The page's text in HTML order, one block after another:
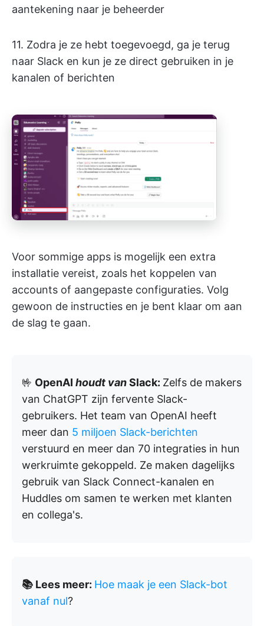
aantekening naar je beheerder
11. Zodra je ze hebt toegevoegd, ga je terug
naar Slack en kun je ze direct gebruiken in je
kanalen of berichten
Voor sommige apps is mogelijk een extra
installatie vereist, zoals het koppelen van
accounts of aangepaste configuraties. Volg
gewoon de instructies en je bent klaar om aan
de slag te gaan.
🤟 OpenAI houdt vanSlack: Zelfs de makers
van ChatGPT zijn fervente Slack-
gebruikers. Het team van OpenAI heeft
meer dan 5 miljoen Slack-berichten
verstuurd en meer dan 70 integraties in hun
werkruimte gekoppeld. Ze maken dagelijks
gebruik van Slack Connect-kanalen en
Huddles om samen te werken met klanten
en collega's.
📚 Lees meer: Hoe maak je een Slack-bot
vanaf nul?